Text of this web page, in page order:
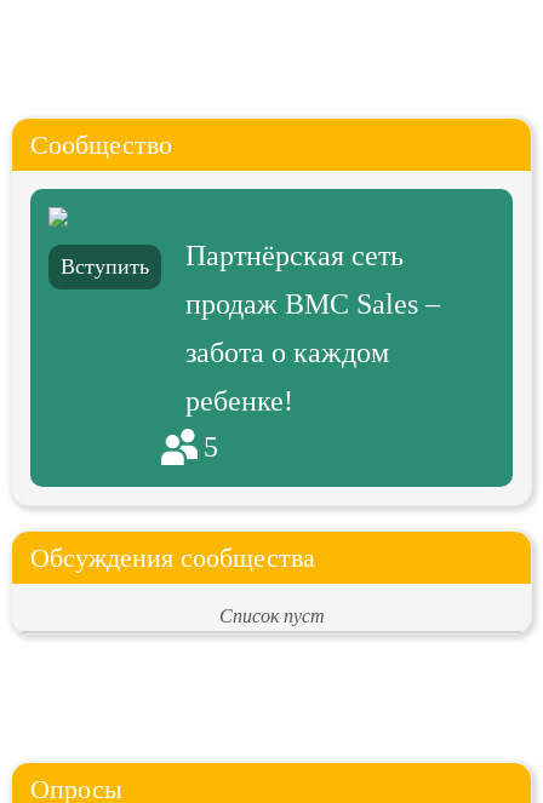
Сообщество
Вступить
Партнёрская сеть
продаж BMC Sales –
забота о каждом
ребенке!
5
Обсуждения сообщества
Список пуст
Опросы